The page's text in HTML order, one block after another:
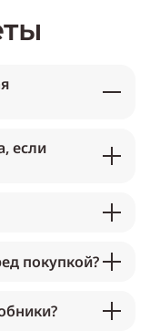
если
покупкой?